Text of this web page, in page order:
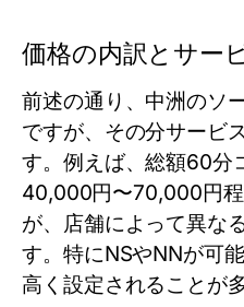
価格の内訳とサー
前述の通り、中洲のソ
ですが、その分サービ
す。例えば、総額60分
40,000円〜70,000円
が、店舗によって異な
す。特にNSやNNが可
高く設定されることが